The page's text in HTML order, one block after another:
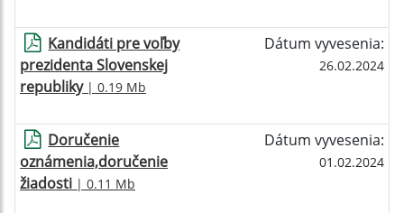
Kandidáti pre voľby
prezidenta Slovenskej
republiky| 0.19 Mb
Dátum vyvesenia:
26.02.2024
Doručenie
oznámenia,doručenie
žiadosti | 0.11 Mb
Dátum vyvesenia:
01.02.2024